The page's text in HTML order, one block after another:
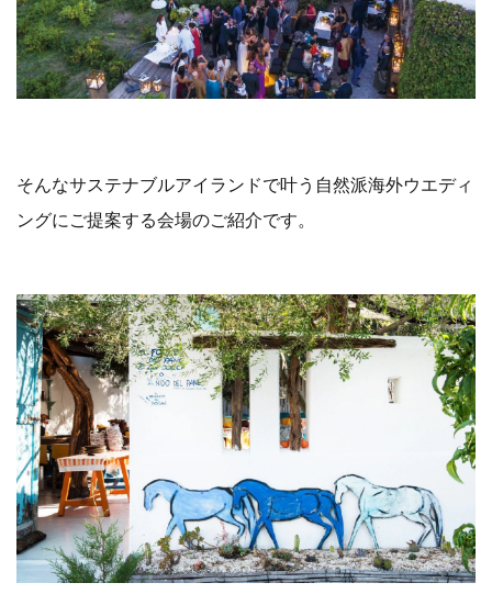
そんなサステナブルアイランドで叶う自然派海外ウエディ
ングにご提案する会場のご紹介です。